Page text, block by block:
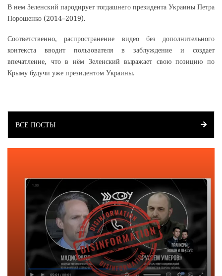
В нем Зеленский пародирует тогдашнего президента Украины Петра
Порошенко (2014–2019).
Соответственно, распространение видео без дополнительного
контекста вводит пользователя в заблуждение и создает
впечатление, что в нём Зеленский выражает свою позицию по
Крыму будучи уже президентом Украины.
ВСЕ ПОСТЫ